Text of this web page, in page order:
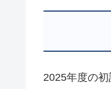
2025年度の